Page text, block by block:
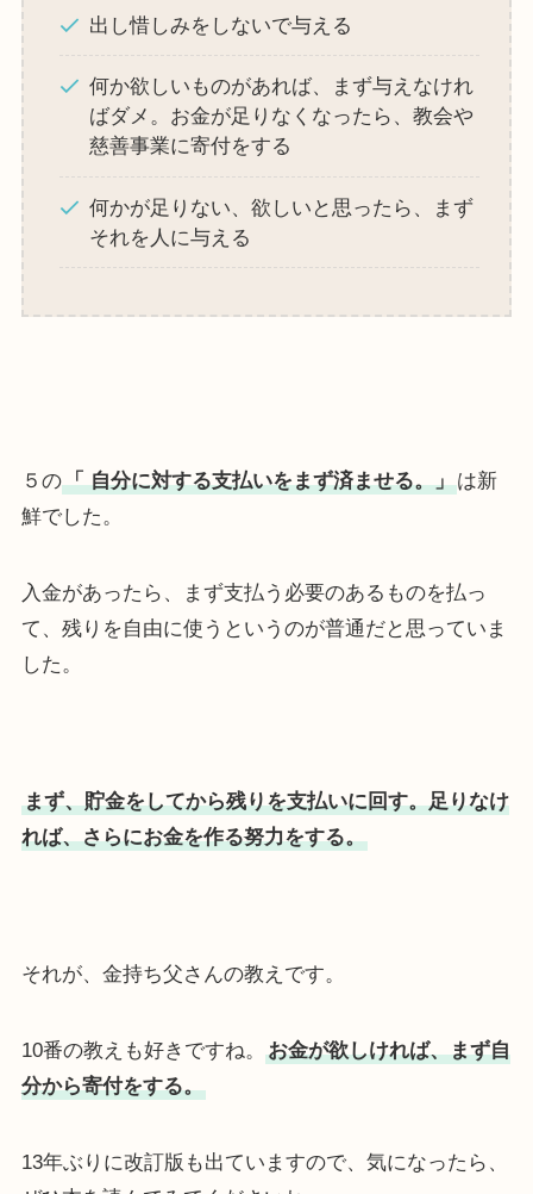
出し惜しみをしないで与える
何か欲しいものがあれば、まず与えなけれ
ばダメ。お金が足りなくなったら、教会や
慈善事業に寄付をする
何かが足りない、欲しいと思ったら、まず
それを人に与える
５の「 自分に対する支払いをまず済ませる。」は新
鮮でした。
入金があったら、まず支払う必要のあるものを払っ
て、残りを自由に使うというのが普通だと思っていま
した。
まず、貯金をしてから残りを支払いに回す。足りなけ
れば、さらにお金を作る努力をする。
それが、金持ち父さんの教えです。
10番の教えも好きですね。
お金が欲しければ、まず自
分から寄付をする。
13年ぶりに改訂版も出ていますので、気になったら、